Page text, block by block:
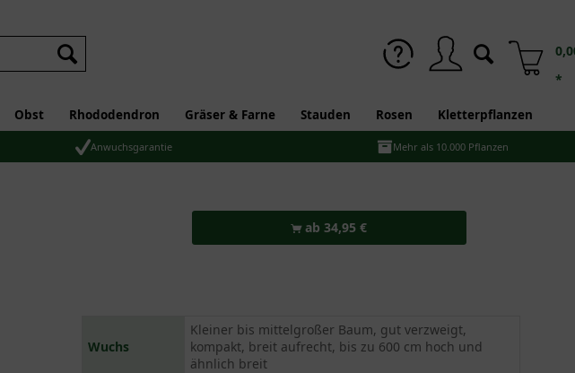
*
Obst Rhododendron Gräser & Farne Stauden Rosen Kletterpflanzen
Anwuchsgarantie Mehr als 10.000 Pflanzen
ab 34,95 €
Wuchs
Kleiner bis mittelgroßer Baum, gut verzweigt,
kompakt, breit aufrecht, bis zu 600 cm hoch und
ähnlich breit